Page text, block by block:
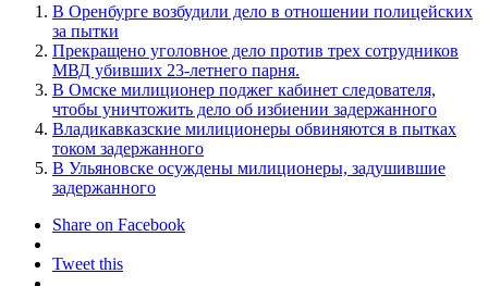
В Оренбурге возбудили дело в отношении полицейских
за пытки
Прекращено уголовное дело против трех сотрудников
МВД убивших 23-летнего парня.
В Омске милиционер поджег кабинет следователя,
чтобы уничтожить дело об избиении задержанного
Владикавказские милиционеры обвиняются в пытках
током задержанного
В Ульяновске осуждены милиционеры, задушившие
задержанного
Share on Facebook
Tweet this